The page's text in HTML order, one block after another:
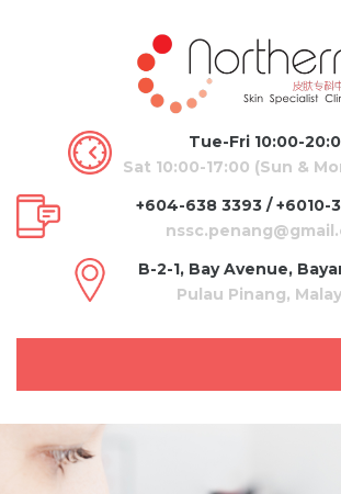
Tue-Fri 10:00-
Sat 10:00-17:00 (Sun &
+604-638 3393 / +6010-
B-2-1, Bay Avenue,
Pulau Pinang,